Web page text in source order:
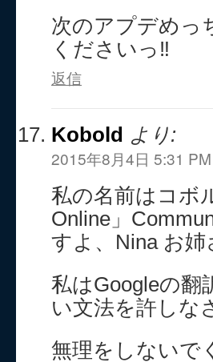
次のアプデめっ
くださいっ‼︎
返信
Kobold より:
2015年8月4日 5:31 PM
私の名前はコボ
Online」
すよ、Nina お姉
私はGoogleの翻
い文法を許しな
無理をしないで